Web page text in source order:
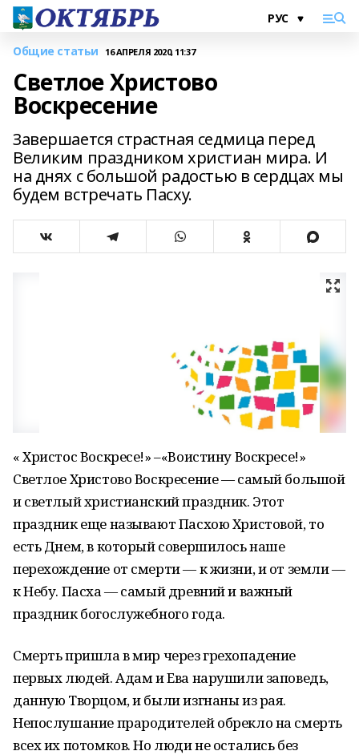
Общие статьи 16 АПРЕЛЯ 2020, 11:37
Светлое Христово
Воскресение
Завершается страстная седмица перед
Великим праздником христиан мира. И
на днях с большой радостью в сердцах мы
будем встречать Пасху.
« Христос Воскресе!» –«Воистину Воскресе!»
Светлое Христово Воскресение — самый большой
и светлый христианский праздник. Этот
праздник еще называют Пасхою Христовой, то
есть Днем, в который совершилось наше
перехождение от смерти — к жизни, и от земли —
к Небу. Пасха — самый древний и важный
праздник богослужебного года.
Смерть пришла в мир через грехопадение
первых людей. Адам и Ева нарушили заповедь,
данную Творцом, и были изгнаны из рая.
Непослушание прародителей обрекло на смерть
всех их потомков. Но люди не остались без